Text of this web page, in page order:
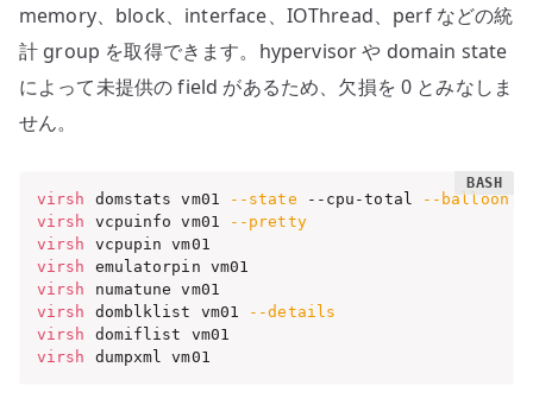
memory、block、interface、IOThread、perf などの統
計 group を取得できます。hypervisor や domain state
によって未提供の field があるため、欠損を 0 とみなしま
せん。
virsh domstats vm01 --state --cpu-total --balloon
virsh vcpuinfo vm01
--pretty
virsh
virsh
virsh
virsh domblklist vm01
--details
virsh
virsh dumpxml vm01